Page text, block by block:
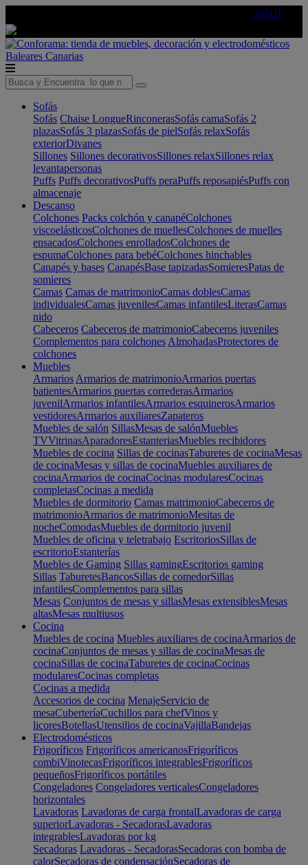
AQUÍ
Baleares Canarias
Sofás
Sofás Chaise LongueRinconerasSofás camaSofás 2
plazasSofás 3 plazasSofás de pielSofás relaxSofás
exteriorDivanes
Sillones Sillones decorativosSillones relaxSillones relax
levantapersonas
Puffs Puffs decorativosPuffs peraPuffs reposapiésPuffs con
almacenaje
Descanso
Colchones Packs colchón y canapéColchones
viscoelásticosColchones de muellesColchones de muelles
ensacadosColchones enrolladosColchones de
espumaColchones para bebéColchones hinchables
Canapés y bases CanapésBase tapizadasSomieresPatas de
somieres
Camas Camas de matrimonioCamas doblesCamas
individualesCamas juvenilesCamas infantilesLiterasCamas
nido
Cabeceros Cabeceros de matrimonioCabeceros juveniles
Complementos para colchones AlmohadasProtectores de
colchones
Muebles
Armarios Armarios de matrimonioArmarios puertas
batientesArmarios puertas correderasArmarios
juvenilArmarios infantilesArmarios esquinerosArmarios
vestidoresArmarios auxiliaresZapateros
Muebles de salón SillasMesas de salónMuebles
TVVitrinasAparadoresEstanteriasMuebles recibidores
Muebles de cocina Sillas de cocinasTaburetes de cocinaMesas
de cocinaMesas y sillas de cocinaMuebles auxiliares de
cocinaArmarios de cocinaCocinas modularesCocinas
completasCocinas a medida
Muebles de dormitorio Camas matrimonioCabeceros de
matrimonioArmarios de matrimonioMesitas de
nocheComodasMuebles de dormitorio juvenil
Muebles de oficina y teletrabajo EscritoriosSillas de
escritorioEstanterías
Muebles de Gaming Sillas gamingEscritorios gaming
Sillas TaburetesBancosSillas de comedorSillas
infantilesComplementos para sillas
Mesas Conjuntos de mesas y sillasMesas extensiblesMesas
altasMesas multiusos
Cocina
Muebles de cocina Muebles auxiliares de cocinaArmarios de
cocinaConjuntos de mesas y sillas de cocinaMesas de
cocinaSillas de cocinaTaburetes de cocinaCocinas
modularesCocinas completas
Cocinas a medida
Accesorios de cocina MenajeServicio de
mesaCuberteríaCuchillos para chefVinos y
licoresBotellasUtensilios de cocinaVajillaBandejas
Electrodomésticos
Frigoríficos Frigoríficos americanosFrigoríficos
combiVinotecasFrigoríficos integrablesFrigoríficos
pequeñosFrigoríficos portátiles
Congeladores Congeladores verticalesCongeladores
horizontales
Lavadoras Lavadoras de carga frontalLavadoras de carga
superiorLavadoras - SecadorasLavadoras
integrablesLavadoras por kg
Secadoras Lavadoras - SecadorasSecadoras con bomba de
calorSecadoras de condensaciónSecadoras de